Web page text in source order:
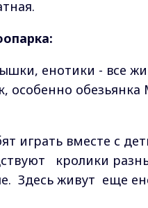
енотики - все
особенно
играть вместе с
кролики
Здесь живут еще